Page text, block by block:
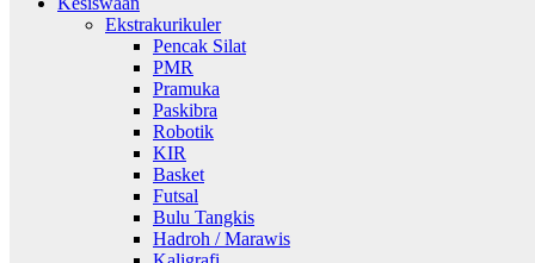
Ekstrakurikuler
Pencak Silat
PMR
Pramuka
Paskibra
Robotik
KIR
Basket
Futsal
Bulu Tangkis
Hadroh / Marawis